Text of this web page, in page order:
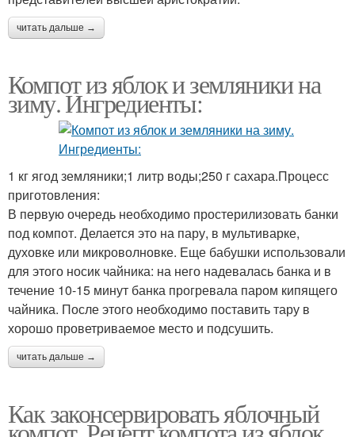
читать дальше →
Компот из яблок и земляники на
зиму. Ингредиенты:
1 кг ягод земляники;1 литр воды;250 г сахара.Процесс
приготовления:
В первую очередь необходимо простерилизовать банки
под компот. Делается это на пару, в мультиварке,
духовке или микроволновке. Еще бабушки использовали
для этого носик чайника: на него надевалась банка и в
течение 10-15 минут банка прогревала паром кипящего
чайника. После этого необходимо поставить тару в
хорошо проветриваемое место и подсушить.
читать дальше →
Как законсервировать яблочный